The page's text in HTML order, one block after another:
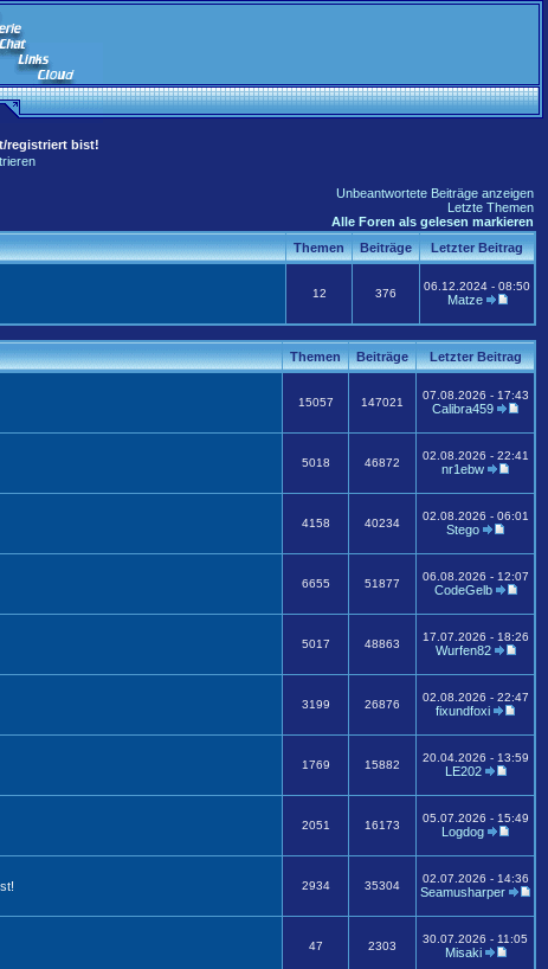
registriert bist!
Unbeantwortete Beiträge anzeigen
Letzte Themen
Alle Foren als gelesen markieren
Themen Beiträge Letzter Beitrag
12 376
06.12.2024 - 08:50
Matze
Themen Beiträge Letzter Beitrag
15057 147021
07.08.2026 - 17:43
Calibra459
5018 46872
02.08.2026 - 22:41
nr1ebw
4158 40234
02.08.2026 - 06:01
Stego
6655 51877
06.08.2026 - 12:07
CodeGelb
5017 48863
17.07.2026 - 18:26
Wurfen82
3199 26876
02.08.2026 - 22:47
fixundfoxi
1769 15882
20.04.2026 - 13:59
LE202
2051 16173
05.07.2026 - 15:49
Logdog
2934 35304
02.07.2026 - 14:36
Seamusharper
47 2303
30.07.2026 - 11:05
Misaki